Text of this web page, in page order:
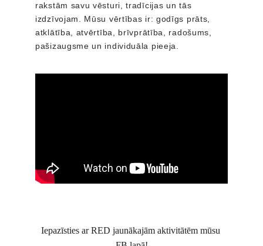
rakstām savu vēsturi, tradīcijas un tās
izdzīvojam. Mūsu vērtības ir: godīgs prāts,
atklātība, atvērtība, brīvprātība, radošums,
pašizaugsme un individuāla pieeja.
Iepazīsties ar RED jaunākajām aktivitātēm mūsu